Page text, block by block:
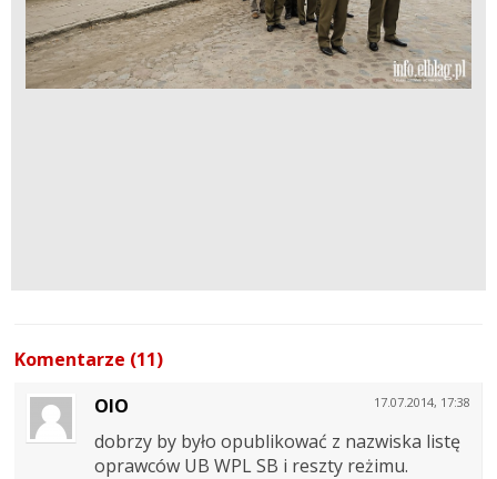
Komentarze (11)
17.07.2014, 17:38
OIO
dobrzy by było opublikować z nazwiska listę
oprawców UB WPL SB i reszty reżimu.